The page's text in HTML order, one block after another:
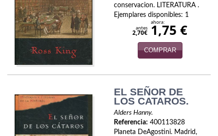
Otros idiomas
Papás, Mamás, bebés...
Papás, Mamás, Bebés...
Política
Psicología. Educación
conservacion. LITERATURA .
Ejemplares disponibles: 1
antes
2,70€
ahora:
1,75 €
COMPRAR
EL SEÑOR DE
LOS CATAROS.
Alders Hanny.
Referencia: 400113828
Planeta DeAgostini. Madrid,